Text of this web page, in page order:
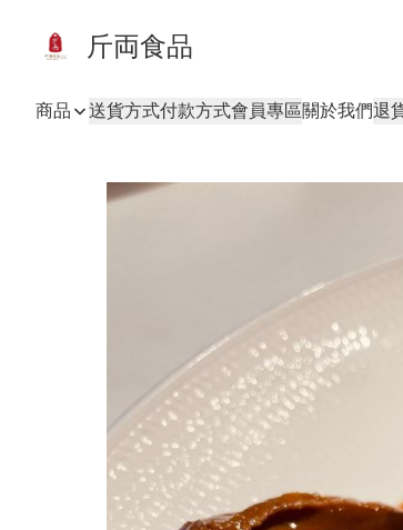
斤両食品
商品 送貨方式付款方式會員專區關於我們退